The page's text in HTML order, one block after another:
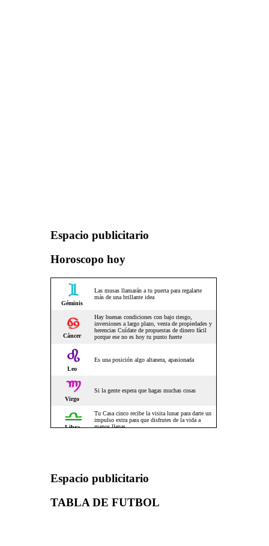
Espacio publicitario
Horoscopo hoy
Espacio publicitario
TABLA DE FUTBOL